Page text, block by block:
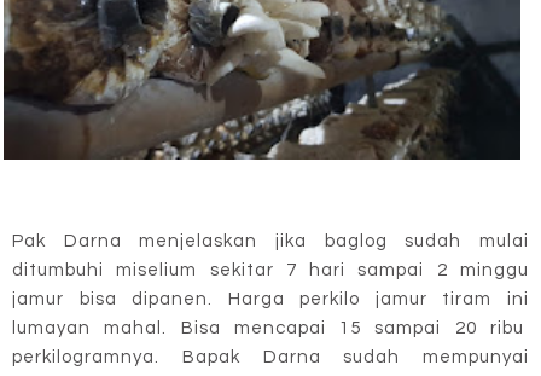
Pak Darna menjelaskan jika baglog sudah mulai
ditumbuhi miselium sekitar 7 hari sampai 2 minggu
jamur bisa dipanen. Harga perkilo jamur tiram ini
lumayan mahal. Bisa mencapai 15 sampai 20 ribu
perkilogramnya. Bapak Darna sudah mempunyai